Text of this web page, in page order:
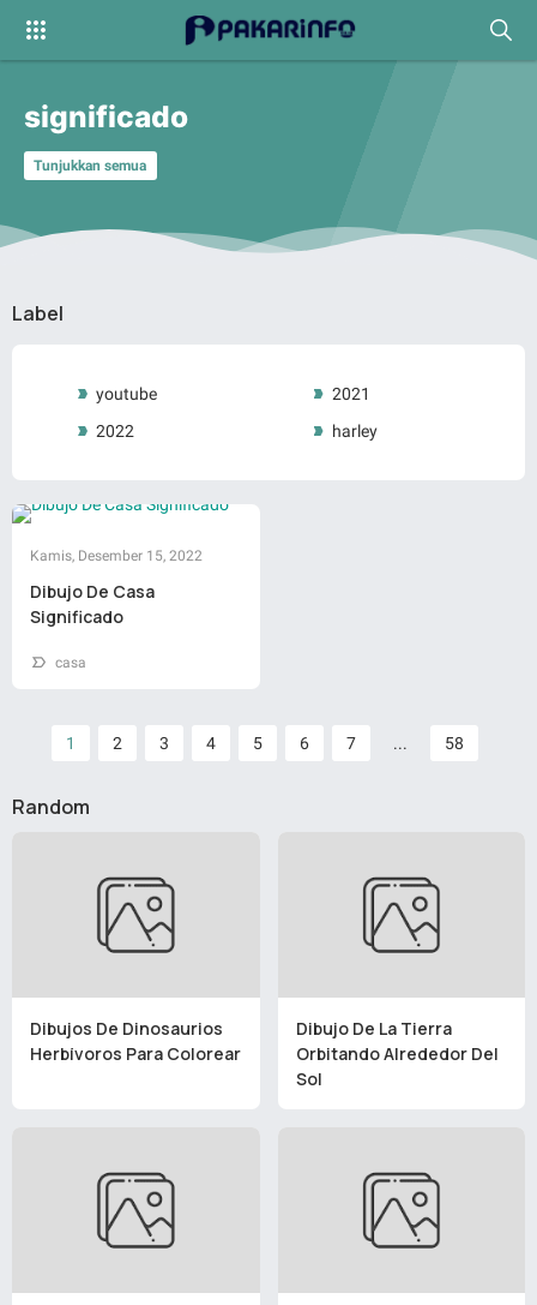
significado
Tunjukkan semua
Label
youtube
2021
2022
harley
Kamis, Desember 15, 2022
Dibujo De Casa
Significado
casa
1 2 3 4 5 6 7 ... 58
Random
Dibujos De Dinosaurios
Herbívoros Para Colorear
Dibujo De La Tierra
Orbitando Alrededor Del
Sol